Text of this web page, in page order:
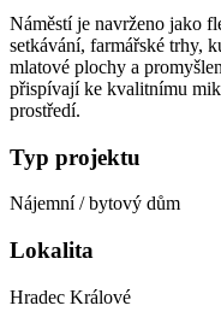
Náměstí je navrženo jako
setkávání, farmářské trhy,
mlatové plochy a
přispívají ke kvalitnímu
prostředí.
Typ projektu
Nájemní / bytový dům
Lokalita
Hradec Králové